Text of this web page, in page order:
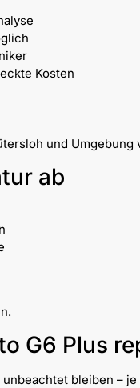
Kosten
und Umgebung
ab
G6 Plus
bleiben –